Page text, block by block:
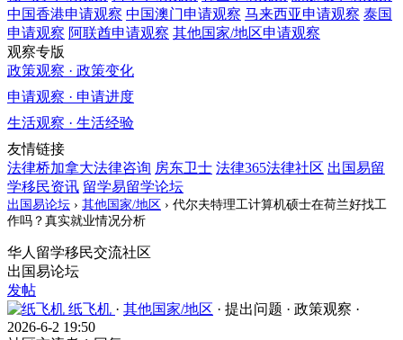
中国香港申请观察 中国澳门申请观察 马来西亚申请观察 泰国
申请观察 阿联酋申请观察 其他国家/地区申请观察
观察专版
政策观察 · 政策变化
申请观察 · 申请进度
生活观察 · 生活经验
友情链接
法律桥加拿大法律咨询 房东卫士 法律365法律社区 出国易留
学移民资讯 留学易留学论坛
出国易论坛 › 其他国家/地区 › 代尔夫特理工计算机硕士在荷兰好找工
作吗？真实就业情况分析
华人留学移民交流社区
出国易论坛
发帖
纸飞机 · 其他国家/地区 · 提出问题 · 政策观察 ·
2026-6-2 19:50